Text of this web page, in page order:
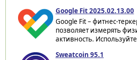
Google Fit 2025.02.13.00
Google Fit – фитнес-
позволяет измерять
активность.
Sweatcoin 95.1